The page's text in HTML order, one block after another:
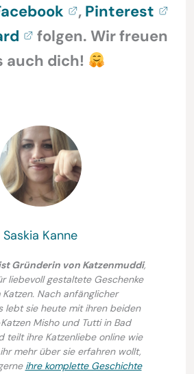
, Pinterest
folgen. Wir freuen
auch dich!
Saskia Kanne
Gründerin von Katzenmuddi,
liebevoll gestaltete Geschenke
Nach anfänglicher
lebt sie heute mit ihren beiden
Misho und Tutti in Bad
teilt ihre Katzenliebe online wie
mehr über sie erfahren wollt,
ihre komplette Geschichte